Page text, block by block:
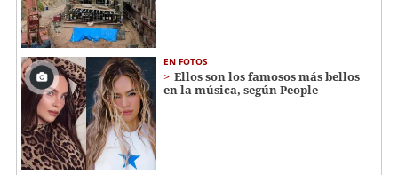
EN FOTOS
Ellos son los famosos más bellos
en la música, según People